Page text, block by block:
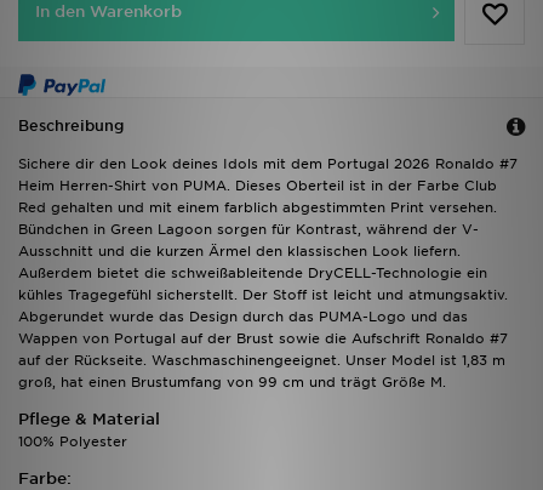
In den Warenkorb
Beschreibung
Sichere dir den Look deines Idols mit dem Portugal 2026 Ronaldo #7
Heim Herren-Shirt von PUMA. Dieses Oberteil ist in der Farbe Club
Red gehalten und mit einem farblich abgestimmten Print versehen.
Bündchen in Green Lagoon sorgen für Kontrast, während der V-
Ausschnitt und die kurzen Ärmel den klassischen Look liefern.
Außerdem bietet die schweißableitende DryCELL-Technologie ein
kühles Tragegefühl sicherstellt. Der Stoff ist leicht und atmungsaktiv.
Abgerundet wurde das Design durch das PUMA-Logo und das
Wappen von Portugal auf der Brust sowie die Aufschrift Ronaldo #7
auf der Rückseite. Waschmaschinengeeignet. Unser Model ist 1,83 m
groß, hat einen Brustumfang von 99 cm und trägt Größe M.
Pflege & Material
100% Polyester
Farbe: